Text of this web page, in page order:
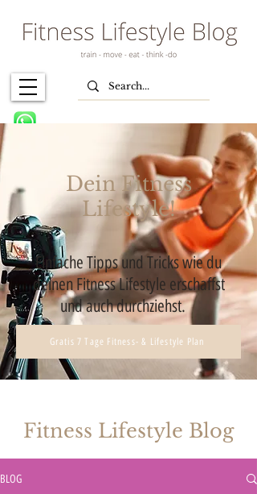
Dein Fitness
Lifestyle!
Einfache Tipps und Tricks wie du
deinen Fitness Lifestyle erschaffst
und auch durchziehst.
Gratis 7 Tage Fitness- & Lifestyle Plan
Fitness Lifestyle Blog
BLOG